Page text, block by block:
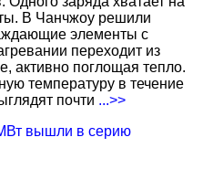
В Чанчжоу решили
элементы с
переходит из
активно поглощая тепло.
температуру в течение
почти ...>>
вышли в серию